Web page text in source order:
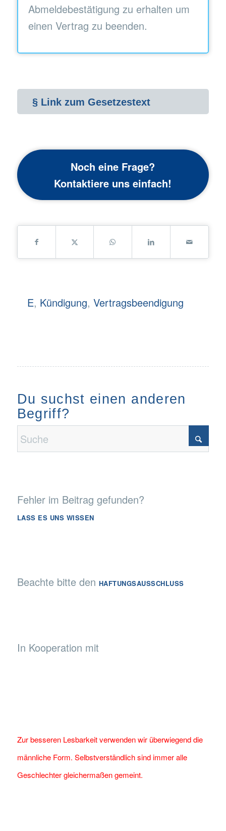
Abmeldebestätigung zu erhalten um
einen Vertrag zu beenden.
§ Link zum Gesetzestext
Noch eine Frage?
Kontaktiere uns einfach!
E, Kündigung, Vertragsbeendigung
Du suchst einen anderen
Begriff?
Fehler im Beitrag gefunden?
LASS ES UNS WISSEN
Beachte bitte den HAFTUNGSAUSSCHLUSS
In Kooperation mit
Zur besseren Lesbarkeit verwenden wir überwiegend die
männliche Form. Selbstverständlich sind immer alle
Geschlechter gleichermaßen gemeint.